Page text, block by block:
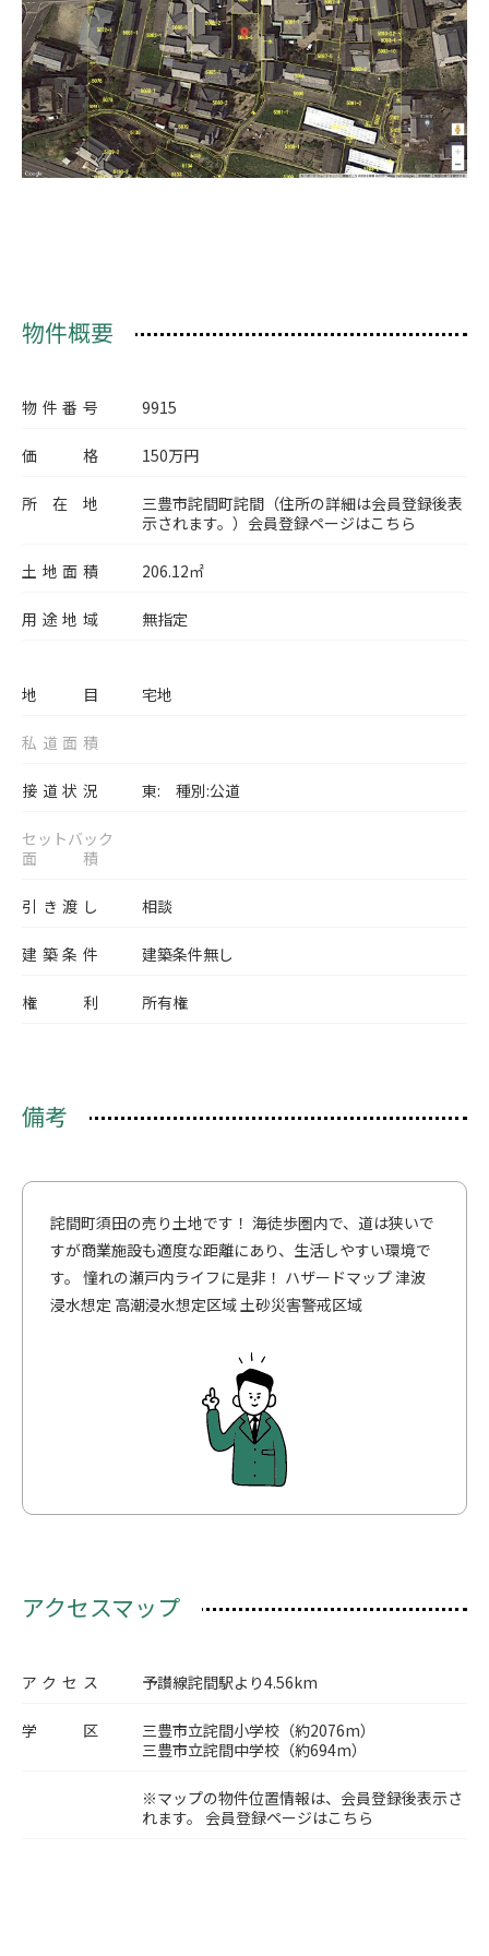
物件概要
物件番号 9915
価格 150万円
所在地
三豊市詫間町詫間（住所の詳細は会員登録後表
示されます。） 会員登録ページはこちら
土地面積 206.12㎡
用途地域 無指定
地目 宅地
私道面積
接道状況 東: 種別:公道
セットバック
面積
引き渡し 相談
建築条件 建築条件無し
権利 所有権
備考
詫間町須田の売り土地です！ 海徒歩圏内で、道は狭いで
すが商業施設も適度な距離にあり、生活しやすい環境で
す。 憧れの瀬戸内ライフに是非！ ハザードマップ 津波
浸水想定 高潮浸水想定区域 土砂災害警戒区域
アクセスマップ
アクセス 予讃線詫間駅より4.56km
学区
三豊市立詫間小学校（約2076m）
三豊市立詫間中学校（約694m）
※マップの物件位置情報は、会員登録後表示さ
れます。 会員登録ページはこちら